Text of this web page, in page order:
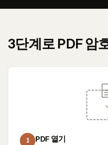
3단계로 PDF 암
1 PDF 열기